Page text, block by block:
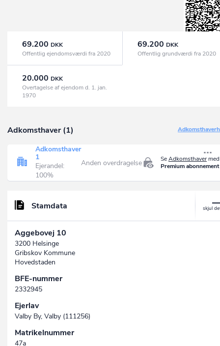
69.200 DKK
Offentlig ejendomsværdi fra 2020
69.200 DKK
Offentlig grundværdi fra 2020
20.000 DKK
Overtagelse af ejendom d. 1. jan.
1970
Adkomsthaver (1)
SeAdkomsthaver
Premium abonnement
Adkomsthaver
1
Ejerandel:
100%
Anden overdragelse
Stamdata
Aggebovej 10
3200 Helsinge
Gribskov Kommune
Hovedstaden
BFE-nummer
2332945
Ejerlav
Valby By, Valby (111256)
Matrikelnummer
47a